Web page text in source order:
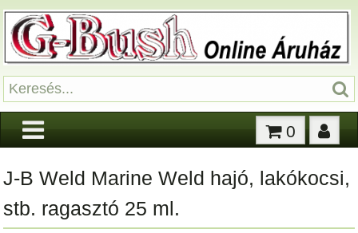
0
J-B Weld Marine Weld hajó, lakókocsi,
stb. ragasztó 25 ml.